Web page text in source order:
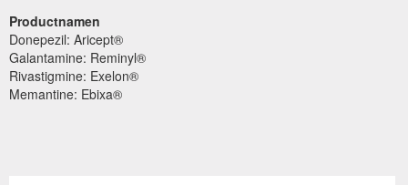
Productnamen
Donepezil: Aricept®
Galantamine: Reminyl®
Rivastigmine: Exelon®
Memantine: Ebixa®